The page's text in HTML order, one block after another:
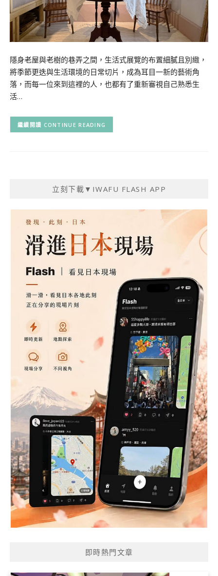
隱身老屋與老樹的巷弄之間，生活式展覽的布置細膩且別緻，
將季節更迭與生活環境的日常切片，成為耳目一新的藝術角
落，而每一位來到這裡的人，也都有了重新審視自己熟悉生
活…
CONTINUE READING
立刻下載▼IWAFU FLASH APP
即時熱門文章